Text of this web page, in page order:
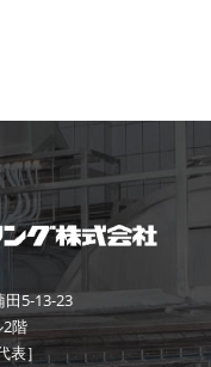
5-13-23
2階
表］